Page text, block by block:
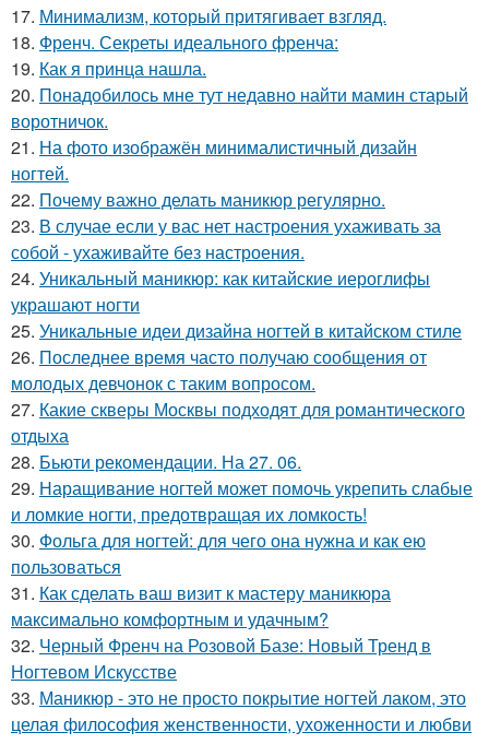
17. Минимализм, который притягивает взгляд.
18. Френч. Секреты идеального френча:
19. Как я принца нашла.
20. Понадобилось мне тут недавно найти мамин старый
воротничок.
21. На фото изображён минималистичный дизайн
ногтей.
22. Почему важно делать маникюр регулярно.
23. В случае если у вас нет настроения ухаживать за
собой - ухаживайте без настроения.
24. Уникальный маникюр: как китайские иероглифы
украшают ногти
25. Уникальные идеи дизайна ногтей в китайском стиле
26. Последнее время часто получаю сообщения от
молодых девчонок с таким вопросом.
27. Какие скверы Москвы подходят для романтического
отдыха
28. Бьюти рекомендации. На 27. 06.
29. Наращивание ногтей может помочь укрепить слабые
и ломкие ногти, предотвращая их ломкость!
30. Фольга для ногтей: для чего она нужна и как ею
пользоваться
31. Как сделать ваш визит к мастеру маникюра
максимально комфортным и удачным?
32. Черный Френч на Розовой Базе: Новый Тренд в
Ногтевом Искусстве
33. Маникюр - это не просто покрытие ногтей лаком, это
целая философия женственности, ухоженности и любви